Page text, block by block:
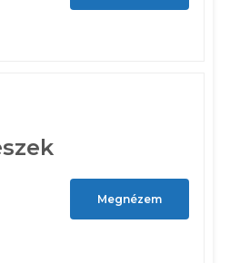
Megnézem